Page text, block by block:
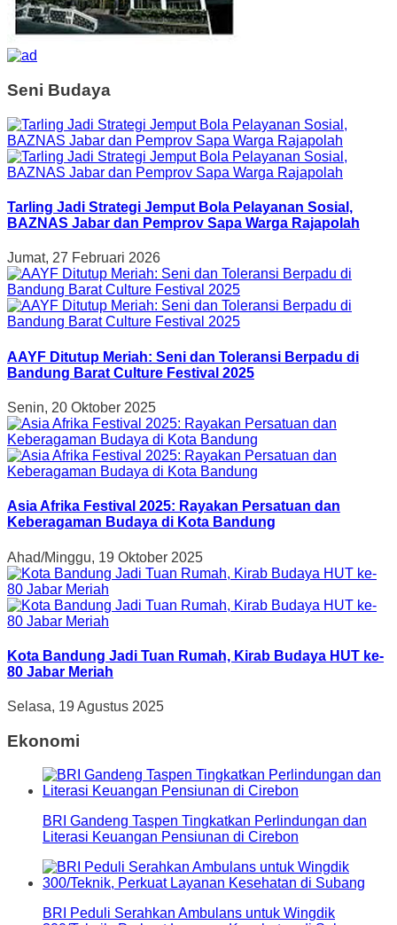
Seni Budaya
Tarling Jadi Strategi Jemput Bola Pelayanan Sosial,
BAZNAS Jabar dan Pemprov Sapa Warga Rajapolah
Jumat, 27 Februari 2026
AAYF Ditutup Meriah: Seni dan Toleransi Berpadu di
Bandung Barat Culture Festival 2025
Senin, 20 Oktober 2025
Asia Afrika Festival 2025: Rayakan Persatuan dan
Keberagaman Budaya di Kota Bandung
Ahad/Minggu, 19 Oktober 2025
Kota Bandung Jadi Tuan Rumah, Kirab Budaya HUT ke-
80 Jabar Meriah
Selasa, 19 Agustus 2025
Ekonomi
BRI Gandeng Taspen Tingkatkan Perlindungan dan
Literasi Keuangan Pensiunan di Cirebon
BRI Peduli Serahkan Ambulans untuk Wingdik